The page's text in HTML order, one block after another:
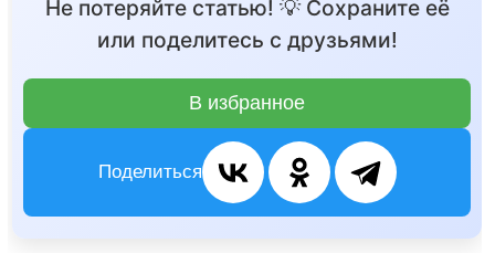
Не потеряйте статью! 💡 Сохраните её
или поделитесь с друзьями!
В избранное
Поделиться